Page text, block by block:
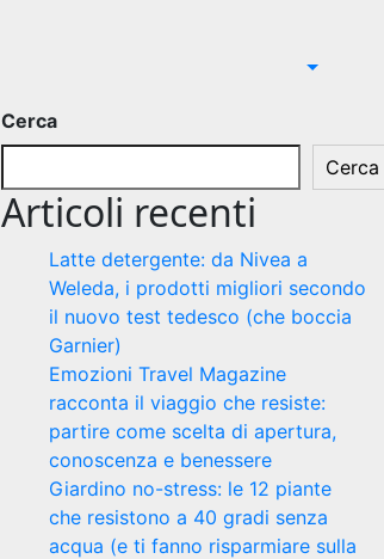
Cerca
Cerca
Articoli recenti
Latte detergente: da Nivea a
Weleda, i prodotti migliori secondo
il nuovo test tedesco (che boccia
Garnier)
Emozioni Travel Magazine
racconta il viaggio che resiste:
partire come scelta di apertura,
conoscenza e benessere
Giardino no-stress: le 12 piante
che resistono a 40 gradi senza
acqua (e ti fanno risparmiare sulla